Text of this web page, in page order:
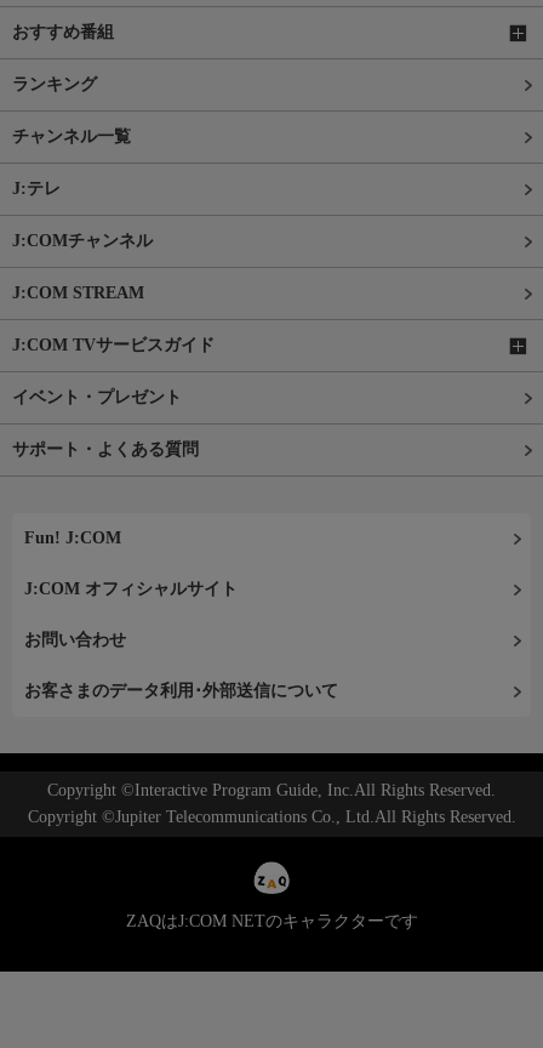
おすすめ番組
ランキング
チャンネル一覧
J:テレ
J:COMチャンネル
J:COM STREAM
J:COM TVサービスガイド
イベント・プレゼント
サポート・よくある質問
Fun! J:COM
J:COM オフィシャルサイト
お問い合わせ
お客さまのデータ利用･外部送信について
Copyright ©Interactive Program Guide, Inc.All Rights Reserved.
Copyright ©Jupiter Telecommunications Co., Ltd.All Rights Reserved.
ZAQはJ:COM NETのキャラクターです